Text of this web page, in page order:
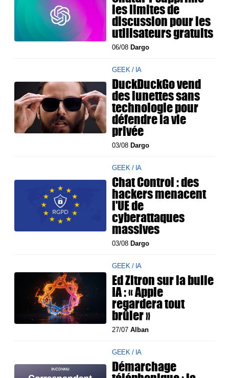
les limites de
discussion pour les
utilisateurs gratuits
06/08 Dargo
GEEK / IA
DuckDuckGo vend
des lunettes sans
technologie pour
défendre la vie
privée
03/08 Dargo
GEEK / IA
Chat Control : des
hackers menacent
l'UE de
cyberattaques
massives
03/08 Dargo
GEEK / IA
Ed Zitron sur la bulle
IA : « Apple
regardera tout
brûler »
27/07Alban
GEEK / IA
Démarchage